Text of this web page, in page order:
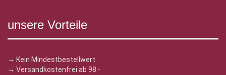
unsere Vorteile
→ Kein Mindestbestellwert
→ Versandkostenfrei ab 98.-